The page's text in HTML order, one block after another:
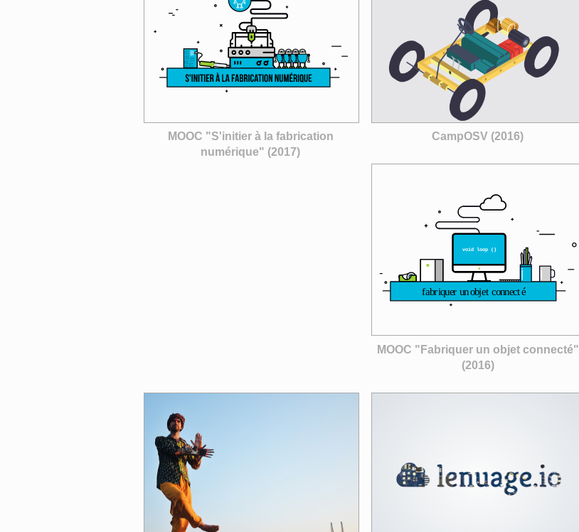
MOOC "S'initier à la fabrication
numérique" (2017)
CampOSV (2016)
MOOC "Fabriquer un objet connecté"
(2016)